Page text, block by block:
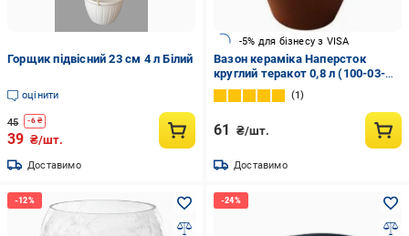
Горщик підвісний 23 см 4 л Білий
оцінити
45 -6₴
39 ₴/шт.
Доставимо
-5% для бізнесу з VISA
Вазон кераміка Наперсток
круглий теракот 0,8 л (100-03-
001)
1
61 ₴/шт.
Доставимо